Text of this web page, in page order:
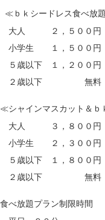
≪ ｂｋシードレス食べ放
大人 ２，５００円
小学生 １，５００円
５歳以下 １，２００円
２歳以下 無料
≪シャインマスカット＆ｂ
大人 ３，８００円
小学生 ２，３００円
５歳以下 １，８００円
２歳以下 無料
食べ放題プラン制限時間